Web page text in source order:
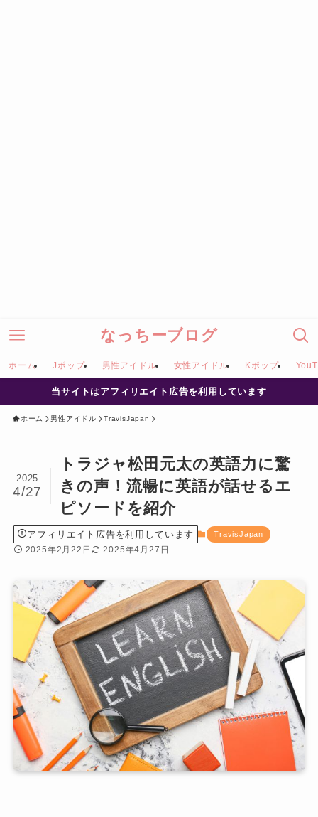
なっちーブログ
ホーム Jポップ 男性アイドル 女性アイドル Kポップ
当サイトはアフィリエイト広告を利用しています
ホーム 男性アイドル TravisJapan
トラジャ松田元太の英語力に驚
きの声！流暢に英語が話せるエ
ピソードを紹介
2025
4/27
アフィリエイト広告を利用しています TravisJapan
2025年2月22日 2025年4月27日